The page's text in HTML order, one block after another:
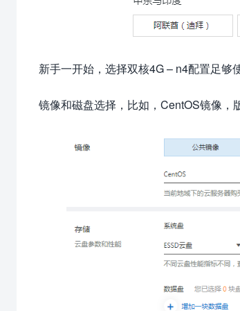
新手一开始，选择双核4G – n4配置足够
镜像和磁盘选择，比如，CentOS镜像，